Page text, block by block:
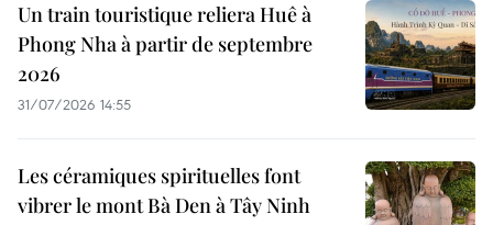
Un train touristique reliera Huê à
Phong Nha à partir de septembre
2026
31/07/2026 14:55
Les céramiques spirituelles font
vibrer le mont Bà Den à Tây Ninh